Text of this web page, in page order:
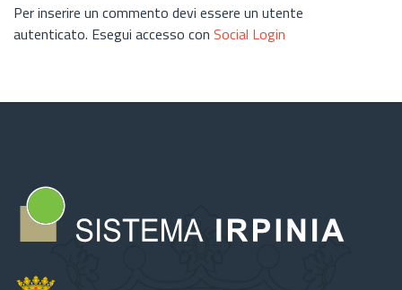
Per inserire un commento devi essere un utente
autenticato. Esegui accesso con Social Login